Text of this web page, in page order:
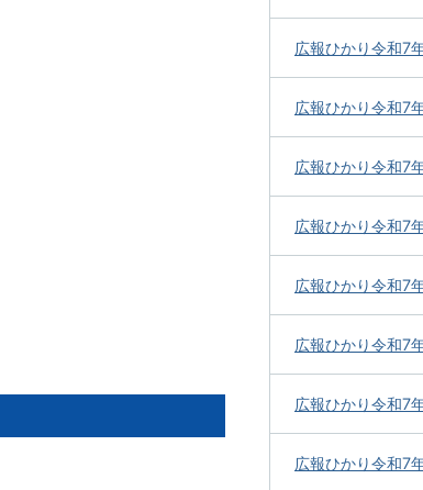
広報ひかり令和7
広報ひかり令和7
広報ひかり令和7
広報ひかり令和7
広報ひかり令和7
広報ひかり令和7
広報ひかり令和7
広報ひかり令和7